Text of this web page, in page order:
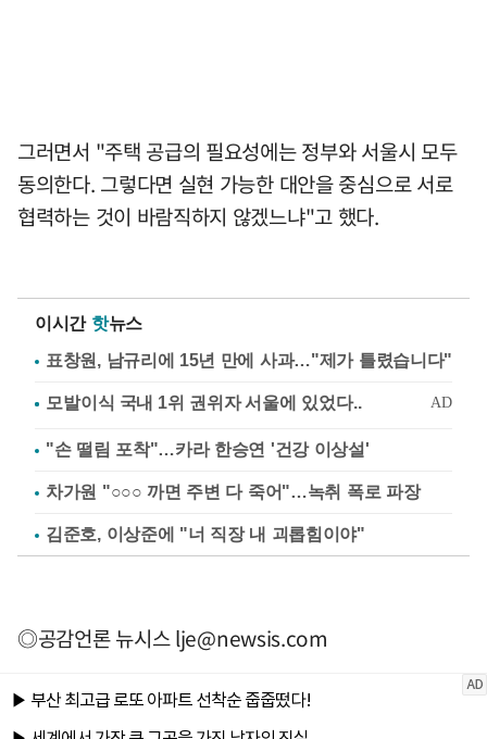
그러면서 "주택 공급의 필요성에는 정부와 서울시 모두
동의한다. 그렇다면 실현 가능한 대안을 중심으로 서로
협력하는 것이 바람직하지 않겠느냐"고 했다.
이시간 핫뉴스
표창원, 남규리에 15년 만에 사과…"제가 틀렸습니다"
"손 떨림 포착"…카라 한승연 '건강 이상설'
차가원 "○○○ 까면 주변 다 죽어"…녹취 폭로 파장
김준호, 이상준에 "너 직장 내 괴롭힘이야"
◎공감언론 뉴시스lje@newsis.com